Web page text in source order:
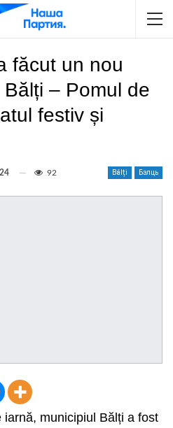
făcut un nou
– Pomul de
festiv și
Bălți Бэлць
92
municipiul Bălți a fost